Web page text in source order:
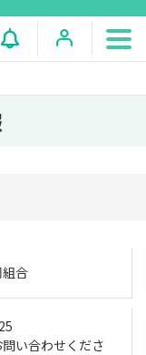
合
い合わせくださ